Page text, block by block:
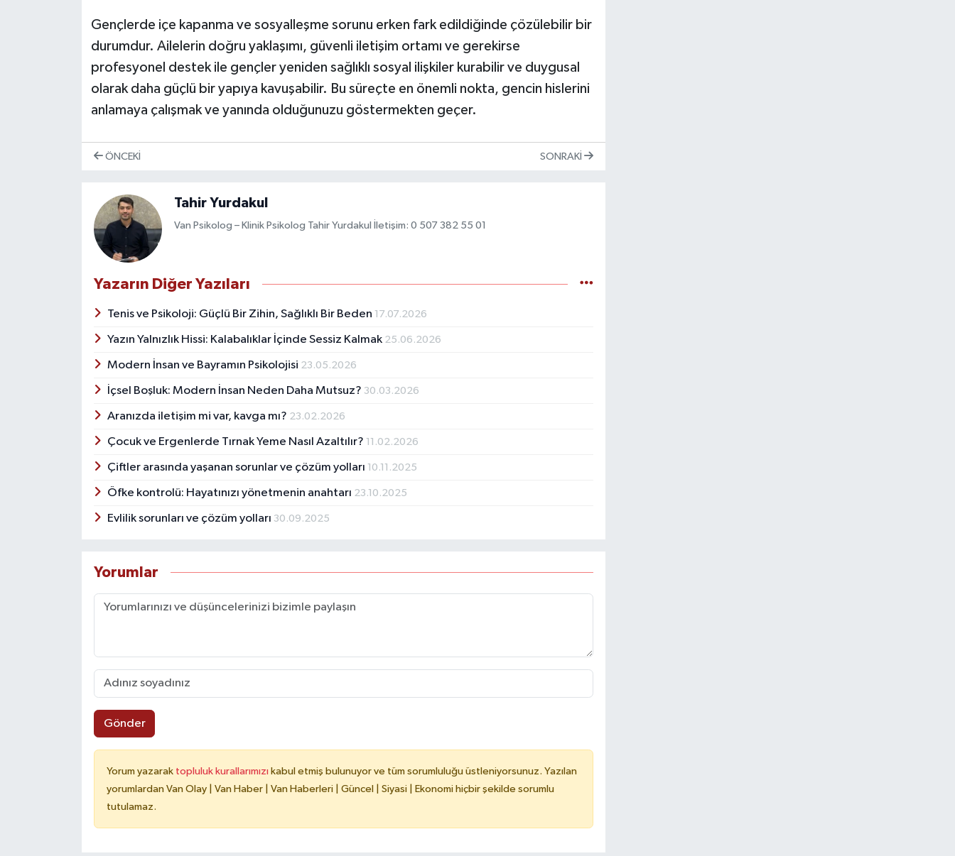
Gençlerde içe kapanma ve sosyalleşme sorunu erken fark edildiğinde çözülebilir bir
durumdur. Ailelerin doğru yaklaşımı, güvenli iletişim ortamı ve gerekirse
profesyonel destek ile gençler yeniden sağlıklı sosyal ilişkiler kurabilir ve duygusal
olarak daha güçlü bir yapıya kavuşabilir. Bu süreçte en önemli nokta, gencin hislerini
anlamaya çalışmak ve yanında olduğunuzu göstermekten geçer.
ÖNCEKI SONRAKI
Tahir Yurdakul
Van Psikolog – Klinik Psikolog Tahir Yurdakul İletişim: 0 507 382 55 01
Yazarın Diğer Yazıları
Tenis ve Psikoloji: Güçlü Bir Zihin, Sağlıklı Bir Beden 17.07.2026
Yazın Yalnızlık Hissi: Kalabalıklar İçinde Sessiz Kalmak 25.06.2026
Modern İnsan ve Bayramın Psikolojisi 23.05.2026
İçsel Boşluk: Modern İnsan Neden Daha Mutsuz? 30.03.2026
Aranızda iletişim mi var, kavga mı? 23.02.2026
Çocuk ve Ergenlerde Tırnak Yeme Nasıl Azaltılır? 11.02.2026
Çiftler arasında yaşanan sorunlar ve çözüm yolları 10.11.2025
Öfke kontrolü: Hayatınızı yönetmenin anahtarı 23.10.2025
Evlilik sorunları ve çözüm yolları 30.09.2025
Yorumlar
Gönder
Yorum yazarak topluluk kurallarımızı kabul etmiş bulunuyor ve tüm sorumluluğu üstleniyorsunuz. Yazılan
yorumlardan Van Olay | Van Haber | Van Haberleri | Güncel | Siyasi | Ekonomi hiçbir şekilde sorumlu
tutulamaz.